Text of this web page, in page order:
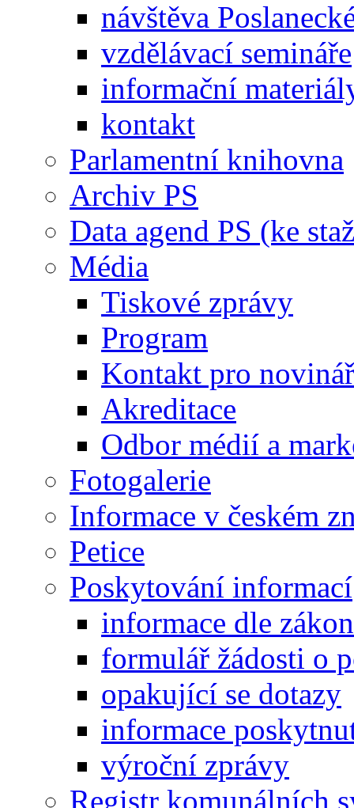
návštěva
vzdělávací semináře
informační
kontakt
Parlamentní knihovna
Archiv PS
Data agend PS (ke
Média
Tiskové zprávy
Program
Kontakt pro
Akreditace
Odbor médií a
Fotogalerie
Informace v českém
Petice
Poskytování informací
informace dle
formulář žádosti o
opakující se dotazy
informace
výroční zprávy
Registr komunálních